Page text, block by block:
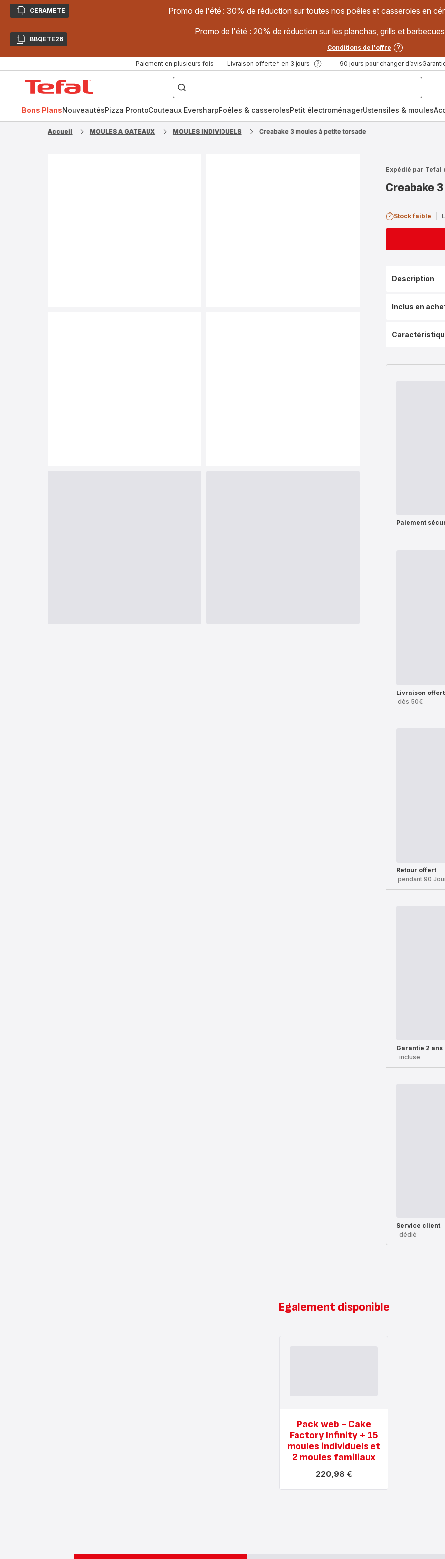
CopierCERAMETE Promo de l'été : 30% de réduction sur toutes nos poêles et casseroles en
CopierBBQETE26
Promo de l'été : 20% de réduction sur les planchas, grills et
Conditions de l'offre
Paiement en plusieurs fois Livraison offerte* en 3 jours 90 jours pour changer d’avis
["Poêles
inox,
Cake
Factory,
Bons PlansNouveautésPizza ProntoCouteaux EversharpPoêles & casserolesPetit électroménagerUstensiles & moules
Accueil MOULES A GATEAUX MOULES INDIVIDUELS Creabake 3 moules à petite torsade
Expédié par Tefal
Creabake
Stock faible
Description
Inclus en
Paiement
Livraison
dès 50€
Retour offert
pendant 90
Garantie 2 ans
incluse
Service client
dédié
Egalement disponible
Pack web - Cake
Factory Infinity + 15
moules individuels et
2 moules familiaux
220,98 €
plus...